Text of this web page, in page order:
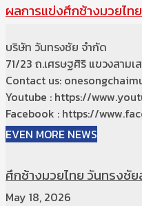
ผลการแข่งศึกช้างมวยไท
บริษัท วันทรงชัย จำกัด
71/23 ถ.เศรษฐศิริ แขวงสาม
Contact us:
Youtube : https://
Facebook : https://
EVEN MORE NEWS
ศึกช้างมวยไทย วันทรงชั
May 18, 2026